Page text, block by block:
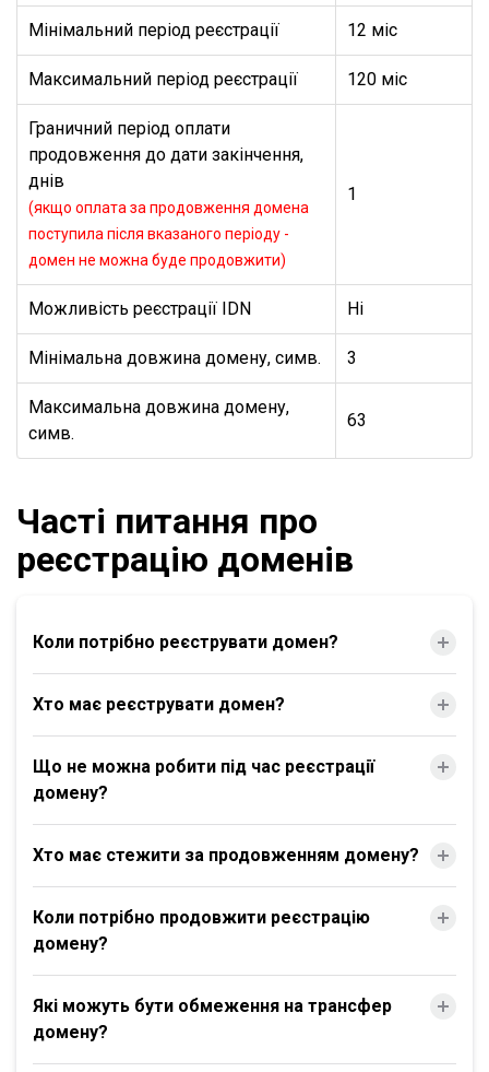
Мінімальний період реєстрації 12 міс
Максимальний період реєстрації 120 міс
Граничний період оплати
продовження до дати закінчення,
днів
(якщо оплата за продовження домена
поступила після вказаного періоду -
домен не можна буде продовжити)
1
Можливість реєстрації IDN Ні
Мінімальна довжина домену, симв. 3
Максимальна довжина домену,
симв.
63
Часті питання про
реєстрацію доменів
Коли потрібно реєструвати домен?
Хто має реєструвати домен?
Що не можна робити під час реєстрації
домену?
Хто має стежити за продовженням домену?
Коли потрібно продовжити реєстрацію
домену?
Які можуть бути обмеження на трансфер
домену?